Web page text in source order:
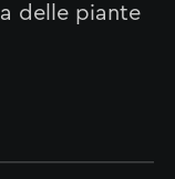
delle piante